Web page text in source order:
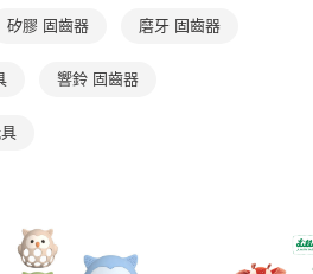
買商品或服務，並由商店將買賣／分期付款
提供予台灣大哥大進項蒐集、處理及利用，
連結：
取消之訂單仍視為有效，需透過AFTEE先享
享後付 」之結帳頁面顯示為準，若有關於
個人資料，並將交易相關給付款項請求債
瀏覽以下網址：
上)免運費
、小琉球；不適用於郵局i郵箱）
矽膠 固齒器 磨牙 固齒器
響鈴 固齒器